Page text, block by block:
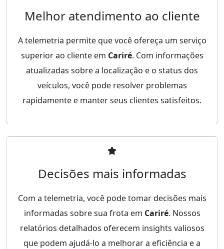
Melhor atendimento ao cliente
A telemetria permite que você ofereça um serviço
superior ao cliente em Cariré. Com informações
atualizadas sobre a localização e o status dos
veículos, você pode resolver problemas
rapidamente e manter seus clientes satisfeitos.
Decisões mais informadas
Com a telemetria, você pode tomar decisões mais
informadas sobre sua frota em Cariré. Nossos
relatórios detalhados oferecem insights valiosos
que podem ajudá-lo a melhorar a eficiência e a